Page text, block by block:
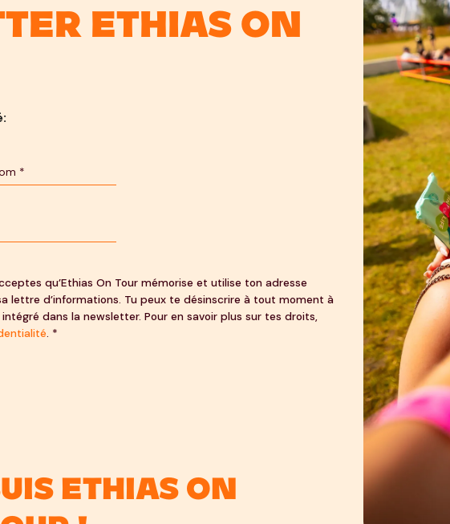
Ethias On
qu’Ethias On Tour mémorise et utilise ton adresse
lettre d’informations. Tu peux te désinscrire à tout moment à
dans la newsletter. Pour en savoir plus sur tes droits,
. *
Ethias On